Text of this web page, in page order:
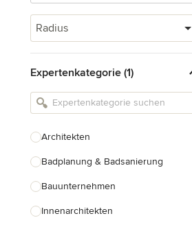
Radius
Expertenkategorie (1)
Architekten
Badplanung & Badsanierung
Bauunternehmen
Innenarchitekten